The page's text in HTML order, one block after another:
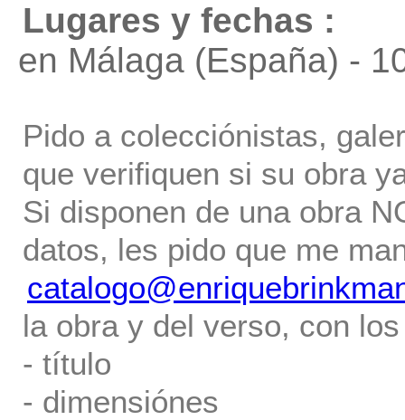
Lugares y fechas :
en Málaga (España) -
Pido a colecciónistas,
que verifiquen si su obra
Si disponen de una obra
datos, les pido que me
la obra y del verso, con
- título
- dimensiónes